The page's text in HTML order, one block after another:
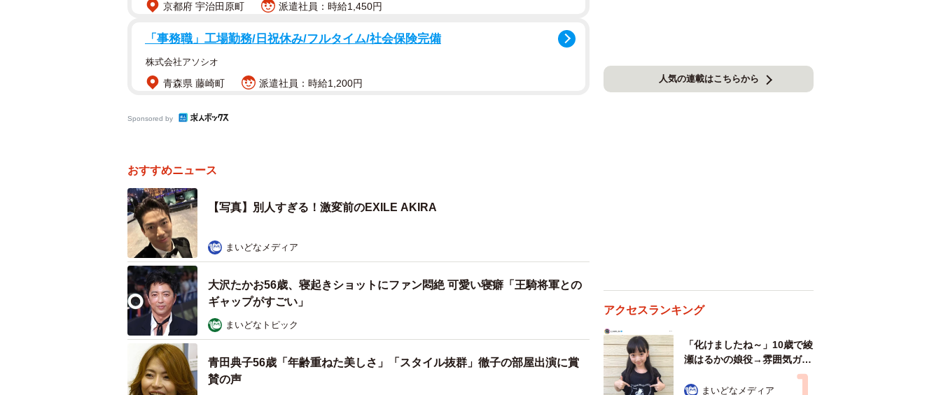
京都府 宇治田原町 派遣社員：時給1,450円
「事務職」工場勤務/日祝休み/フルタイム/社会保険完備
株式会社アソシオ
青森県 藤崎町 派遣社員：時給1,200円
Sponsored by
おすすめニュース
【写真】別人すぎる！激変前のEXILE AKIRA
まいどなメディア
大沢たかお56歳、寝起きショットにファン悶絶 可愛い寝癖「王騎将軍との
ギャップがすごい」
まいどなトピック
青田典子56歳「年齢重ねた美しさ」「スタイル抜群」徹子の部屋出演に賞
賛の声
人気の連載はこちらから
アクセスランキング
「化けましたね～」10歳で綾
瀬はるかの娘役→雰囲気ガラ
リの18歳に成長 「メイクで
雰囲気が」「宝塚に入れそ
まいどなメディア